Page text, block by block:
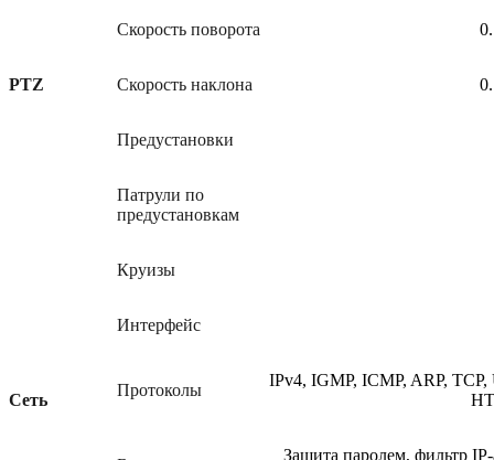
PTZ
Скорость поворота
Скорость наклона
Предустановки
Патрули по
предустановкам
Круизы
Сеть
Интерфейс
Протоколы
IPv4, IGMP, ICMP, ARP, TCP,
Защита паролем, фильтр